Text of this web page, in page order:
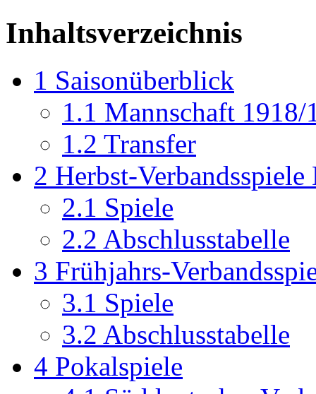
Inhaltsverzeichnis
1 Saisonüberblick
1.1 Mannschaft 1918/
1.2 Transfer
2 Herbst-
2.1 Spiele
2.2 Abschlusstabelle
3 Frühjahrs-
3.1 Spiele
3.2 Abschlusstabelle
4 Pokalspiele